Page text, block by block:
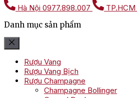
Hà Nội 0977.898.007 TP.HCM
Danh mục sản phẩm
Rượu Vang
Rượu Vang Bịch
Rượu Champagne
Champagne Bollinger